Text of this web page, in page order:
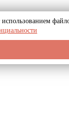
использованием